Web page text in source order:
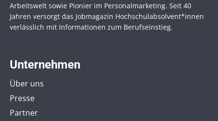
Arbeitswelt sowie Pionier im Personal­marketing. Seit 40
Jahren versorgt das Jobmagazin Hochschul­absolvent*innen
verlässlich mit Informationen zum Berufseinstieg.
Unternehmen
Über uns
Presse
Partner